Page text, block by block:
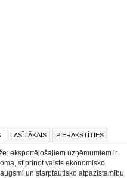
LASĪTĀKAIS PIERAKSTĪTIES
eksportējošajiem uzņēmumiem ir
stiprinot valsts ekonomisko
un starptautisko atpazīstamību